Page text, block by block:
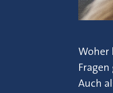
Woher
Auch